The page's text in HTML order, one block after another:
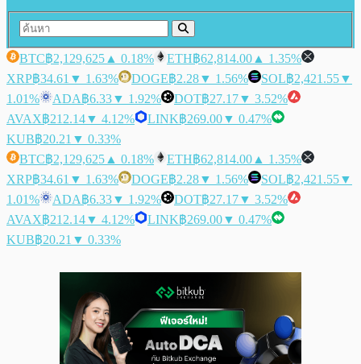
BTC฿2,129,625 ▲ 0.18% ETH฿62,814.00 ▲ 1.35%
XRP฿34.61 ▼ 1.63% DOGE฿2.28▼ 1.56% SOL฿2,421.55▼
1.01%
ADA฿6.33▼ 1.92% DOT฿27.17▼ 3.52%
AVAX฿212.14▼ 4.12% LINK฿269.00▼ 0.47%
KUB฿20.21 ▼ 0.33%
BTC฿2,129,625 ▲ 0.18% ETH฿62,814.00 ▲ 1.35%
XRP฿34.61 ▼ 1.63% DOGE฿2.28▼ 1.56% SOL฿2,421.55▼
1.01%
ADA฿6.33▼ 1.92% DOT฿27.17▼ 3.52%
AVAX฿212.14▼ 4.12% LINK฿269.00▼ 0.47%
KUB฿20.21 ▼ 0.33%